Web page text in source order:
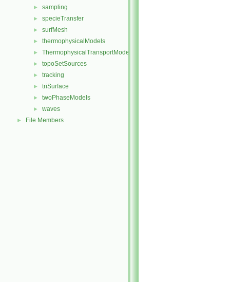
► sampling
► specieTransfer
► surfMesh
► thermophysicalModels
► ThermophysicalTransportModels
► topoSetSources
► tracking
► triSurface
► twoPhaseModels
► waves
► File Members